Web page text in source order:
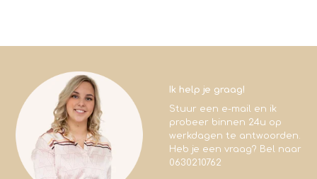
Ik help je graag!
Stuur een e-mail en ik
probeer binnen 24u op
werkdagen te antwoorden.
Heb je een vraag? Bel naar
0630210762